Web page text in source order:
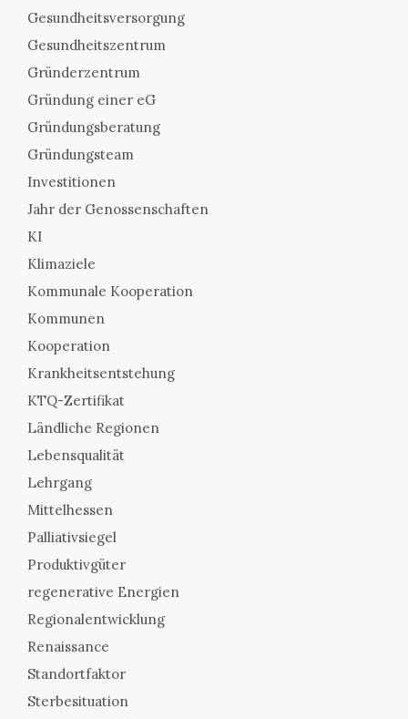
Gesundheitsversorgung
Gesundheitszentrum
Gründerzentrum
Gründung einer eG
Gründungsberatung
Gründungsteam
Investitionen
Jahr der Genossenschaften
KI
Klimaziele
Kommunale Kooperation
Kommunen
Kooperation
Krankheitsentstehung
KTQ-Zertifikat
Ländliche Regionen
Lebensqualität
Lehrgang
Mittelhessen
Palliativsiegel
Produktivgüter
regenerative Energien
Regionalentwicklung
Renaissance
Standortfaktor
Sterbesituation